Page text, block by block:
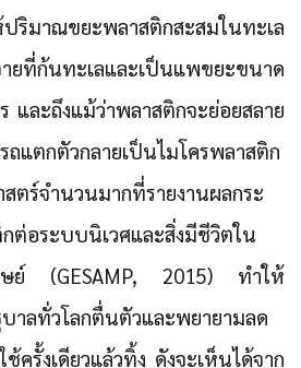
มาณขยะพลาสติกสะสมในทะเล
ยที่ก้นทะเลและเป็นแพขยะขนาด
ละถึงแม้ว่าพลาสติกจะย่อยสลาย
ถแตกตัวกลายเป็นไมโครพลาสติก
ตร์จำนวนมากที่รายงานผลกระ
ต่อระบบนิเวศและสิ่งมีชีวิตใน
ษย์ (GESAMP, 2015) ทำให้
าลทั่วโลกตื่นตัวและพยายามลด
ครั้งเดียวแล้วทิ้ง ดังจะเห็นได้จาก